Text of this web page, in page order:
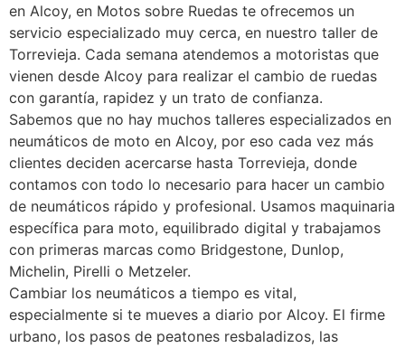
en Alcoy, en Motos sobre Ruedas te ofrecemos un
servicio especializado muy cerca, en nuestro taller de
Torrevieja. Cada semana atendemos a motoristas que
vienen desde Alcoy para realizar el cambio de ruedas
con garantía, rapidez y un trato de confianza.
Sabemos que no hay muchos talleres especializados en
neumáticos de moto en Alcoy, por eso cada vez más
clientes deciden acercarse hasta Torrevieja, donde
contamos con todo lo necesario para hacer un cambio
de neumáticos rápido y profesional. Usamos maquinaria
específica para moto, equilibrado digital y trabajamos
con primeras marcas como Bridgestone, Dunlop,
Michelin, Pirelli o Metzeler.
Cambiar los neumáticos a tiempo es vital,
especialmente si te mueves a diario por Alcoy. El firme
urbano, los pasos de peatones resbaladizos, las